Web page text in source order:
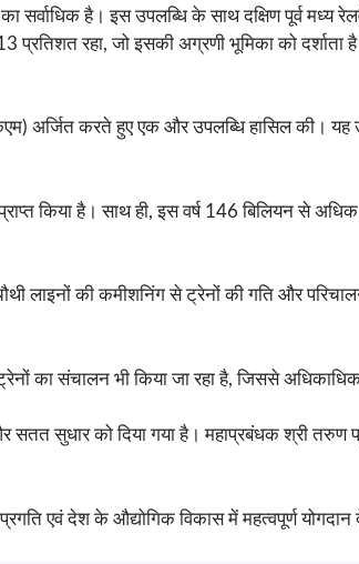
है। इस उपलब्धि के साथ दक्षिण पूर्व मध्य
रहा, जो इसकी अग्रणी भूमिका को
अर्जित करते हुए एक और उपलब्धि हासिल की। यह
है। साथ ही, इस वर्ष 146 बिलियन से अधिक
लाइनों की कमीशनिंग से ट्रेनों की गति और
का संचालन भी किया जा रहा है, जिससे
सतत सुधार को दिया गया है। महाप्रबंधक श्री
एवं देश के औद्योगिक विकास में महत्वपूर्ण योगदान